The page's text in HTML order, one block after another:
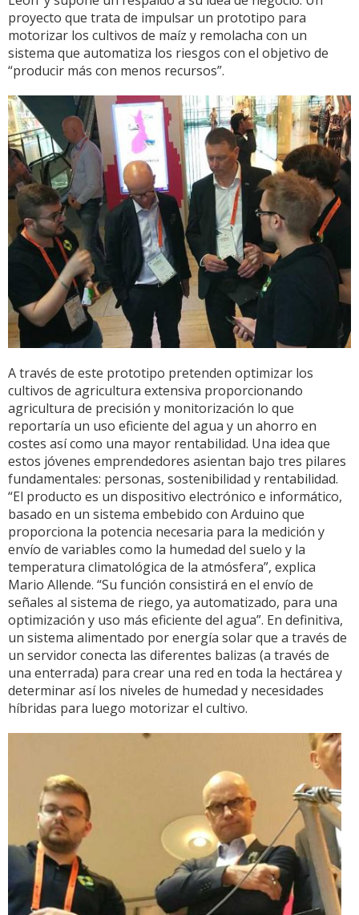
proyecto que trata de impulsar un prototipo para
motorizar los cultivos de maíz y remolacha con un
sistema que automatiza los riesgos con el objetivo de
“producir más con menos recursos”.
A través de este prototipo pretenden optimizar los
cultivos de agricultura extensiva proporcionando
agricultura de precisión y monitorización lo que
reportaría un uso eficiente del agua y un ahorro en
costes así como una mayor rentabilidad. Una idea que
estos jóvenes emprendedores asientan bajo tres pilares
fundamentales: personas, sostenibilidad y rentabilidad.
“El producto es un dispositivo electrónico e informático,
basado en un sistema embebido con Arduino que
proporciona la potencia necesaria para la medición y
envío de variables como la humedad del suelo y la
temperatura climatológica de la atmósfera”, explica
Mario Allende. “Su función consistirá en el envío de
señales al sistema de riego, ya automatizado, para una
optimización y uso más eficiente del agua”. En definitiva,
un sistema alimentado por energía solar que a través de
un servidor conecta las diferentes balizas (a través de
una enterrada) para crear una red en toda la hectárea y
determinar así los niveles de humedad y necesidades
híbridas para luego motorizar el cultivo.